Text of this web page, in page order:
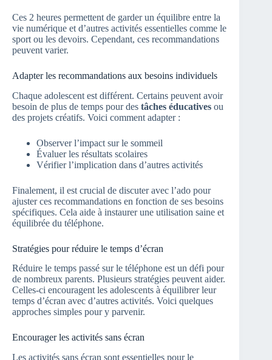
Ces 2 heures permettent de garder un équilibre entre la
vie numérique et d’autres activités essentielles comme le
sport ou les devoirs. Cependant, ces recommandations
peuvent varier.
Adapter les recommandations aux besoins individuels
Chaque adolescent est différent. Certains peuvent avoir
besoin de plus de temps pour des tâches éducatives ou
des projets créatifs. Voici comment adapter :
Observer l’impact sur le sommeil
Évaluer les résultats scolaires
Vérifier l’implication dans d’autres activités
Finalement, il est crucial de discuter avec l’ado pour
ajuster ces recommandations en fonction de ses besoins
spécifiques. Cela aide à instaurer une utilisation saine et
équilibrée du téléphone.
Stratégies pour réduire le temps d’écran
Réduire le temps passé sur le téléphone est un défi pour
de nombreux parents. Plusieurs stratégies peuvent aider.
Celles-ci encouragent les adolescents à équilibrer leur
temps d’écran avec d’autres activités. Voici quelques
approches simples pour y parvenir.
Encourager les activités sans écran
Les activités sans écran sont essentielles pour le